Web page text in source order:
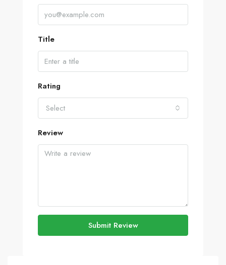
Title
Rating
Select
Review
Submit Review